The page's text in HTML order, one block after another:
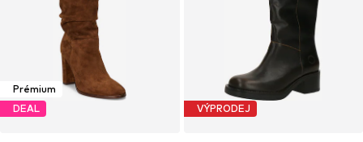
Prémium
DEAL
VÝPRODEJ